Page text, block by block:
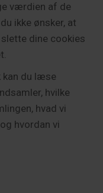
værdien af de
ikke ønsker, at
dine cookies
kan du læse
hvilke
hvad vi
hvordan vi